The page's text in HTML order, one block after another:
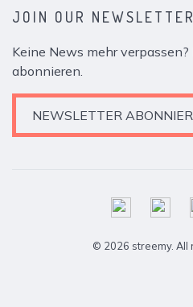
JOIN OUR NEWSLETTER
Keine News mehr
abonnieren.
NEWSLETTER
© 2026 streemy. All